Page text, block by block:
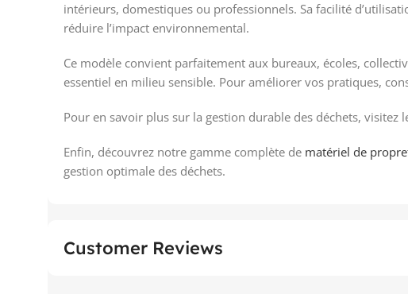
intérieurs, domestiques ou professionnels. Sa facilité
réduire l’impact environnemental.
Ce modèle convient parfaitement aux bureaux, écoles,
essentiel en milieu sensible. Pour améliorer vos pratiques,
Pour en savoir plus sur la gestion durable des déchets, visitez
Enfin, découvrez notre gamme complète de matériel de
gestion optimale des déchets.
Customer Reviews